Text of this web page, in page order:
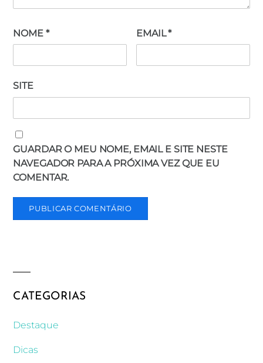
NOME * EMAIL*
SITE
GUARDAR O MEU NOME, EMAIL E SITE NESTE
NAVEGADOR PARA A PRÓXIMA VEZ QUE EU
COMENTAR.
CATEGORIAS
Destaque
Dicas